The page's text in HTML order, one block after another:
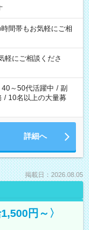
にご相談くださ
40～50代活躍中 / 副
/ 10名以上の大量募
詳細へ
掲載日：2026.08.05
円～〉